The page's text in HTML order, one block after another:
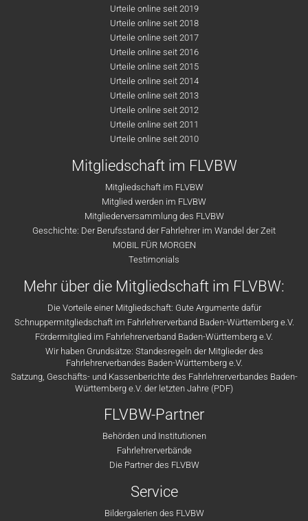
Urteile online seit 2019
Urteile online seit 2018
Urteile online seit 2017
Urteile online seit 2016
Urteile online seit 2015
Urteile online seit 2014
Urteile online seit 2013
Urteile online seit 2012
Urteile online seit 2011
Urteile online seit 2010
Mitgliedschaft im FLVBW
Mitgliedschaft im FLVBW
Mitglied werden im FLVBW
Mitgliederversammlung des FLVBW
Geschichte: Der Berufsstand der Fahrlehrer im Wandel der Zeit
MOBIL FÜR MORGEN
Testimonials
Mehr über die Mitgliedschaft im FLVBW:
Die Vorteile einer Mitgliedschaft: Gute Argumente dafür
Schnuppermitgliedschaft im Fahrlehrerverband Baden-Württemberg e.V.
Fördermitglied im Fahrlehrerverband Baden-Württemberg e.V.
Wir haben Grundsätze: Standesregeln der Mitglieder des
Fahrlehrerverbandes Baden-Württemberg e.V.
Satzung, Geschäfts- und Kassenberichte des Fahrlehrerverbandes Baden-
Württemberg e.V. der letzten Jahre (PDF)
FLVBW-Partner
Behörden und Institutionen
Fahrlehrerverbände
Die Partner des FLVBW
Service
Bildergalerien des FLVBW